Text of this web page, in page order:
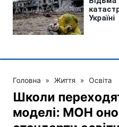
Головна » Життя » Освіта
Школи
моделі: МОН